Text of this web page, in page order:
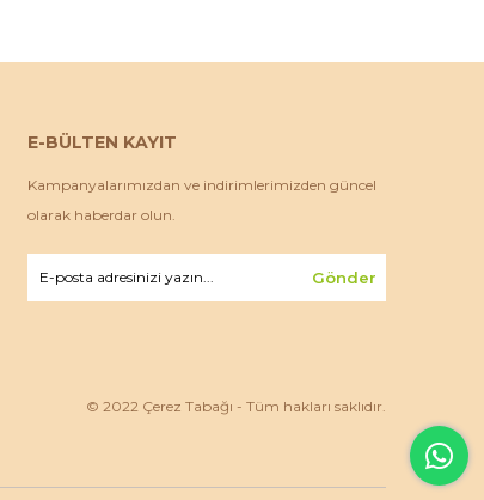
E-BÜLTEN KAYIT
Kampanyalarımızdan ve indirimlerimizden güncel
olarak haberdar olun.
Gönder
© 2022 Çerez Tabağı - Tüm hakları saklıdır.